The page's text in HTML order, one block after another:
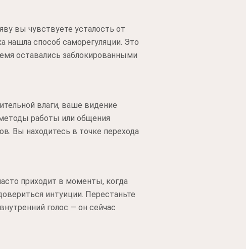
вы чувствуете усталость от
нашла способ саморегуляции. Это
оставались заблокированными
влаги, ваше видение
работы или общения
Вы находитесь в точке перехода
приходит в моменты, когда
интуиции. Перестаньте
голос — он сейчас